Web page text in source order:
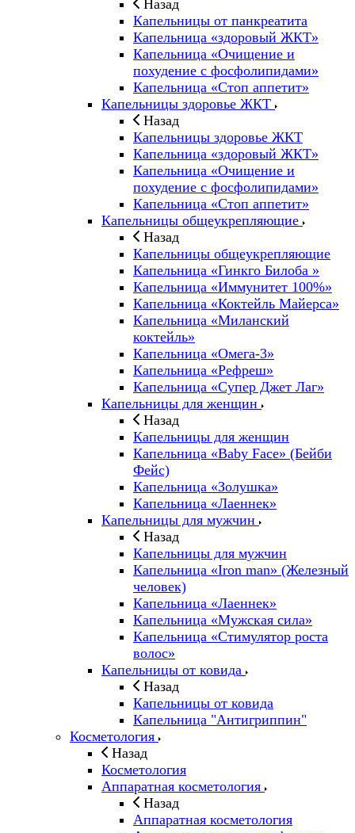
Назад
Капельницы от панкреатита
Капельница «здоровый ЖКТ»
Капельница «Очищение и
похудение с фосфолипидами»
Капельница «Стоп аппетит»
Капельницы здоровье ЖКТ
Назад
Капельницы здоровье ЖКТ
Капельница «здоровый ЖКТ»
Капельница «Очищение и
похудение с фосфолипидами»
Капельница «Стоп аппетит»
Капельницы общеукрепляющие
Назад
Капельницы общеукрепляющие
Капельница «Гинкго Билоба »
Капельница «Иммунитет 100%»
Капельница «Коктейль Майерса»
Капельница «Миланский
коктейль»
Капельница «Омега-3»
Капельница «Рефреш»
Капельница «Супер Джет Лаг»
Капельницы для женщин
Назад
Капельницы для женщин
Капельница «Baby Face» (Бейби
Фейс)
Капельница «Золушка»
Капельница «Лаеннек»
Капельницы для мужчин
Назад
Капельницы для мужчин
Капельница «Iron man» (Железный
человек)
Капельница «Лаеннек»
Капельница «Мужская сила»
Капельница «Стимулятор роста
волос»
Капельницы от ковида
Назад
Капельницы от ковида
Капельница "Антигриппин"
Косметология
Назад
Косметология
Аппаратная косметология
Назад
Аппаратная косметология